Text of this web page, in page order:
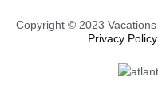
Copyright © 2023
Privacy Policy